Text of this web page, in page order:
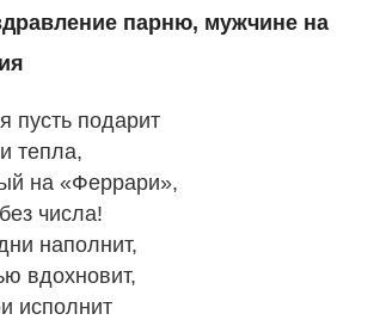
парню, мужчине на
пусть подарит
тепла,
на «Феррари»,
числа!
наполнит,
вдохновит,
исполнит